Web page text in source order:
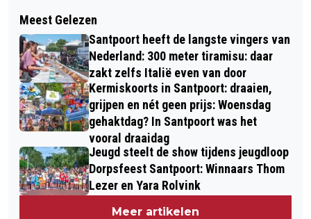
AMBULANCE OP NOVA CAMPUS
HAARLEM VOOR ‘ACUTE ZORG’
REGIO: TWEE PERSONEN GEWOND BIJ
AANRIJDING RIJKSSTRAATWEG
Meest Gelezen
Santpoort heeft de langste vingers van
Nederland: 300 meter tiramisu: daar
zakt zelfs Italië even van door
Kermiskoorts in Santpoort: draaien,
grijpen en nét geen prijs: Woensdag
gehaktdag? In Santpoort was het
vooral draaidag
Jeugd steelt de show tijdens jeugdloop
Dorpsfeest Santpoort: Winnaars Thom
Lezer en Yara Rolvink
Meer artikelen